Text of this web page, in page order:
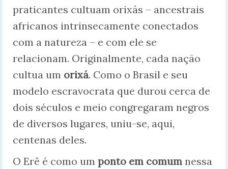
praticantes cultuam orixás – ancestrais
africanos intrinsecamente conectados
com a natureza – e com ele se
relacionam. Originalmente, cada nação
cultua um orixá. Como o Brasil e seu
modelo escravocrata que durou cerca de
dois séculos e meio congregaram negros
de diversos lugares, uniu-se, aqui,
centenas deles.
O Erê é como um ponto em comum nessa